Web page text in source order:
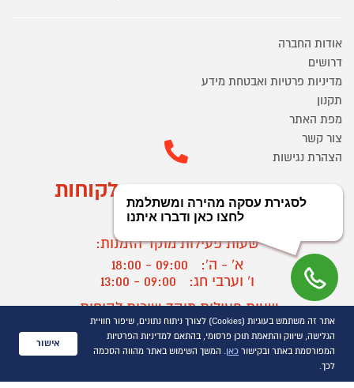
אודות החברה
דרושים
מדיניות פרטיות ואבטחת מידע
תקנון
מפת האתר
צור קשר
הצהרת נגישות
מוקד הזמנות ושירות לקוחות
03-9545370
שעות פעילות מוקד הזמנות:
א' - ה':
09:00 - 18:00
ו' וערבי חג:
09:00 - 13:00
שעות פעילות מוקד שירות לקוחות:
א' - ד':
09:00 - 16:30
ה :
09:00 - 16:00
חול המועד
אתר זה משתמש בעוגיות (Cookies) לצורך ניתוח נתונים, שיפור חוויית
הגלישה, שיווק והתאמת תוכן פרסומי, בהתאם למדיניות הפרטיות
המפורסמת באתר ובקישור כאן. המשך השימוש באתר מהווה הסכמה
לכך.
אישור